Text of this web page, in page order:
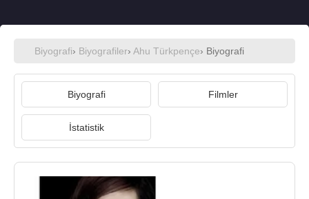
Biyografi› Biyografiler› Ahu Türkpençe› Biyografi
Biyografi Filmler
İstatistik